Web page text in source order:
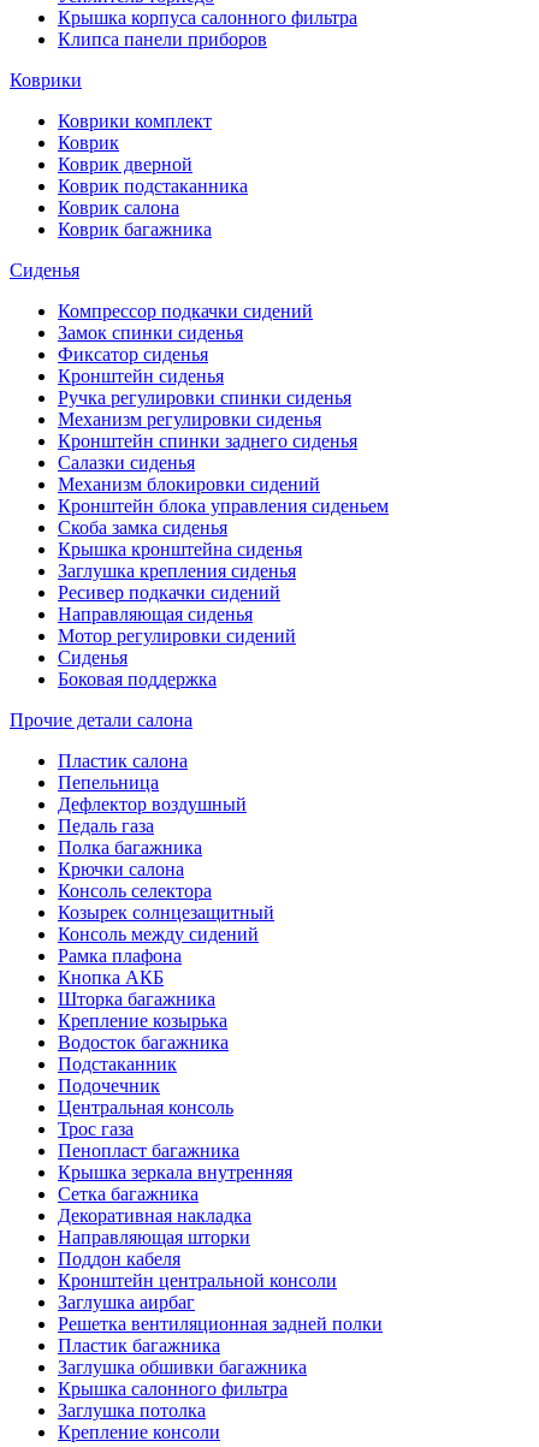
Крышка корпуса салонного фильтра
Клипса панели приборов
Коврики
Коврики комплект
Коврик
Коврик дверной
Коврик подстаканника
Коврик салона
Коврик багажника
Сиденья
Компрессор подкачки сидений
Замок спинки сиденья
Фиксатор сиденья
Кронштейн сиденья
Ручка регулировки спинки сиденья
Механизм регулировки сиденья
Кронштейн спинки заднего сиденья
Салазки сиденья
Механизм блокировки сидений
Кронштейн блока управления сиденьем
Скоба замка сиденья
Крышка кронштейна сиденья
Заглушка крепления сиденья
Ресивер подкачки сидений
Направляющая сиденья
Мотор регулировки сидений
Сиденья
Боковая поддержка
Прочие детали салона
Пластик салона
Пепельница
Дефлектор воздушный
Педаль газа
Полка багажника
Крючки салона
Консоль селектора
Козырек солнцезащитный
Консоль между сидений
Рамка плафона
Кнопка АКБ
Шторка багажника
Крепление козырька
Водосток багажника
Подстаканник
Подочечник
Центральная консоль
Трос газа
Пенопласт багажника
Крышка зеркала внутренняя
Сетка багажника
Декоративная накладка
Направляющая шторки
Поддон кабеля
Кронштейн центральной консоли
Заглушка аирбаг
Решетка вентиляционная задней полки
Пластик багажника
Заглушка обшивки багажника
Крышка салонного фильтра
Заглушка потолка
Крепление консоли